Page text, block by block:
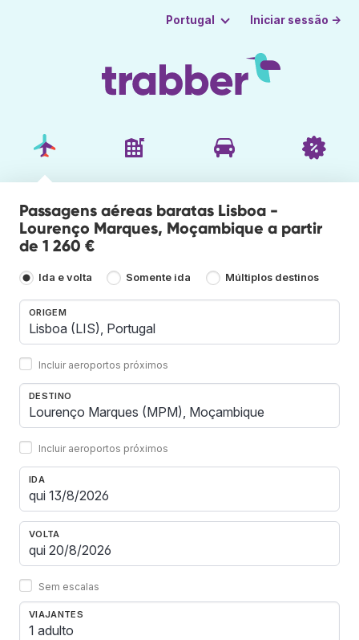
Portugal Iniciar sessão →
Passagens aéreas baratas Lisboa -
Lourenço Marques, Moçambique a partir
de 1 260 €
Ida e volta Somente ida Múltiplos destinos
ORIGEM
Incluir aeroportos próximos
DESTINO
Incluir aeroportos próximos
IDA
VOLTA
Sem escalas
VIAJANTES
1 adulto